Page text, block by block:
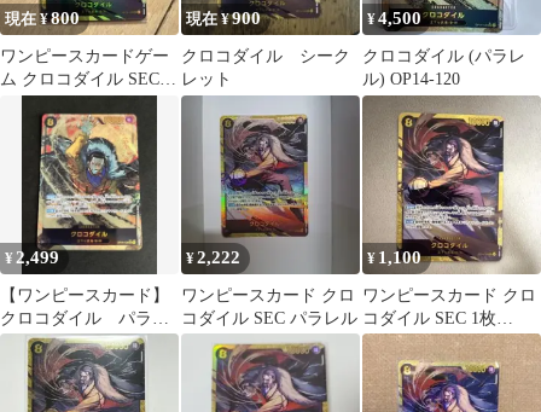
現在 ¥800
ワンピースカードゲー
ム クロコダイル SEC
現在 ¥900
クロコダイル シーク
レット
¥4,500
クロコダイル (パラレ
ル) OP14-120
¥ 2,499
【ワンピースカード】
クロコダイル パラレ
ル OP14-120
¥2,222
ワンピースカード クロ
コダイル SEC パラレル
¥ 1,100
ワンピースカード クロ
コダイル SEC 1枚
OP14-120